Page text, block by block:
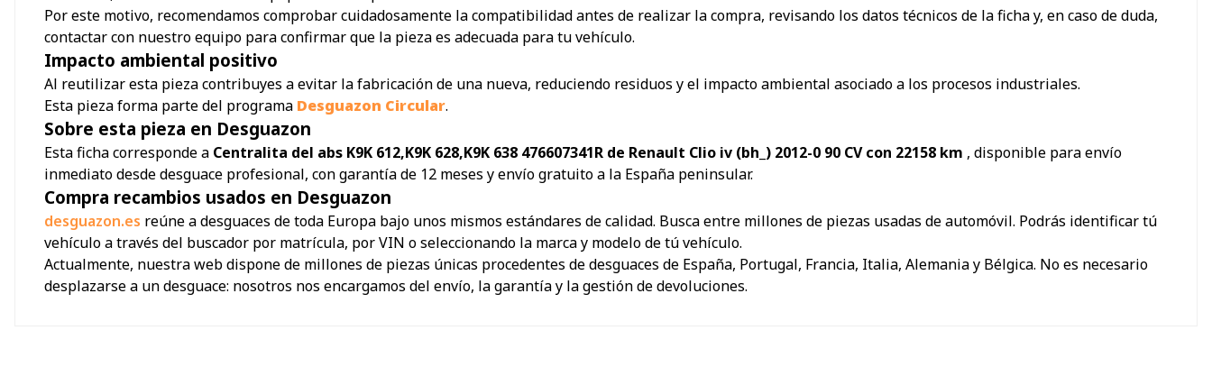
Por este motivo, recomendamos comprobar cuidadosamente la compatibilidad antes de realizar la compra, revisando los datos técnicos de la ficha y, en caso de duda,
contactar con nuestro equipo para confirmar que la pieza es adecuada para tu vehículo.
Impacto ambiental positivo
Al reutilizar esta pieza contribuyes a evitar la fabricación de una nueva, reduciendo residuos y el impacto ambiental asociado a los procesos industriales.
Esta pieza forma parte del programa Desguazon Circular.
Sobre esta pieza en Desguazon
Esta ficha corresponde a Centralita del abs K9K 612,K9K 628,K9K 638 476607341R de Renault Clio iv (bh_) 2012-0 90 CV con 22158 km , disponible para envío
inmediato desde desguace profesional, con garantía de 12 meses y envío gratuito a la España peninsular.
Compra recambios usados en Desguazon
desguazon.es reúne a desguaces de toda Europa bajo unos mismos estándares de calidad. Busca entre millones de piezas usadas de automóvil. Podrás identificar tú
vehículo a través del buscador por matrícula, por VIN o seleccionando la marca y modelo de tú vehículo.
Actualmente, nuestra web dispone de millones de piezas únicas procedentes de desguaces de España, Portugal, Francia, Italia, Alemania y Bélgica. No es necesario
desplazarse a un desguace: nosotros nos encargamos del envío, la garantía y la gestión de devoluciones.